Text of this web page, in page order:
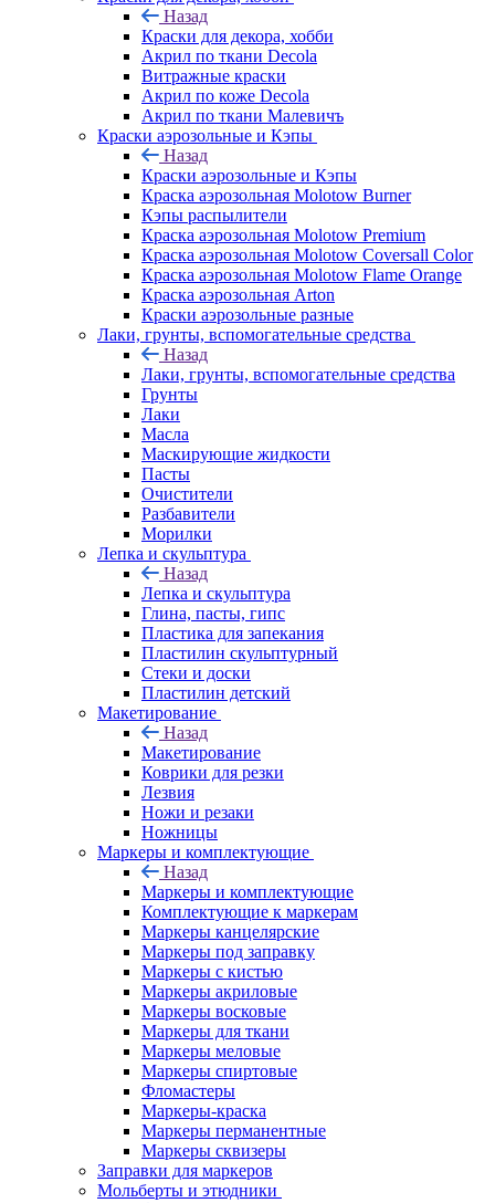
Назад
Краски для декора, хобби
Акрил по ткани Decola
Витражные краски
Акрил по коже Decola
Акрил по ткани Малевичъ
Краски аэрозольные и Кэпы
Назад
Краски аэрозольные и Кэпы
Краска аэрозольная Molotow Burner
Кэпы распылители
Краска аэрозольная Molotow Premium
Краска аэрозольная Molotow Coversall Color
Краска аэрозольная Molotow Flame Orange
Краска аэрозольная Arton
Краски аэрозольные разные
Лаки, грунты, вспомогательные средства
Назад
Лаки, грунты, вспомогательные средства
Грунты
Лаки
Масла
Маскирующие жидкости
Пасты
Очистители
Разбавители
Морилки
Лепка и скульптура
Назад
Лепка и скульптура
Глина, пасты, гипс
Пластика для запекания
Пластилин скульптурный
Стеки и доски
Пластилин детский
Макетирование
Назад
Макетирование
Коврики для резки
Лезвия
Ножи и резаки
Ножницы
Маркеры и комплектующие
Назад
Маркеры и комплектующие
Комплектующие к маркерам
Маркеры канцелярские
Маркеры под заправку
Маркеры с кистью
Маркеры акриловые
Маркеры восковые
Маркеры для ткани
Маркеры меловые
Маркеры спиртовые
Фломастеры
Маркеры-краска
Маркеры перманентные
Маркеры сквизеры
Заправки для маркеров
Мольберты и этюдники